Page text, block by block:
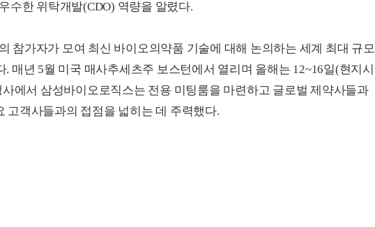
수한 위탁개발(CDO) 역량을 알렸다.
참가자가 모여 최신 바이오의약품 기술에 대해 논의하는 세계 최대 규모
. 매년 5월 미국 매사추세츠주 보스턴에서 열리며 올해는 12~16일(현지시
에서 삼성바이오로직스는 전용 미팅룸을 마련하고 글로벌 제약사들과
고객사들과의 접점을 넓히는 데 주력했다.